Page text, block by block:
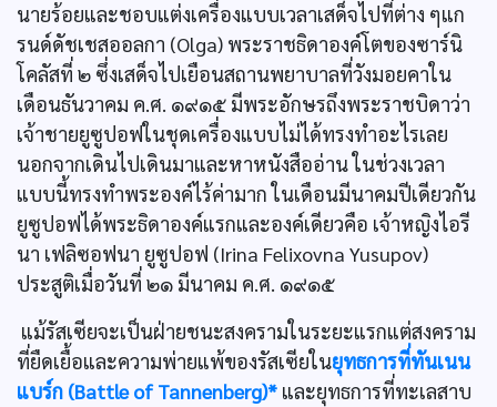
นายร้อยและชอบแต่งเครื่องแบบเวลาเสด็จไปที่ต่าง ๆแก
รนด์ดัชเชสออลกา (Olga) พระราชธิดาองค์โตของซาร์นิ
โคลัสที่ ๒ ซึ่งเสด็จไปเยือนสถานพยาบาลที่วังมอยคาใน
เดือนธันวาคม ค.ศ. ๑๙๑๕ มีพระอักษรถึงพระราชบิดาว่า
เจ้าชายยูซูปอฟในชุดเครื่องแบบไม่ได้ทรงทำอะไรเลย
นอกจากเดินไปเดินมาและหาหนังสืออ่าน ในช่วงเวลา
แบบนี้ทรงทำพระองค์ไร้ค่ามาก ในเดือนมีนาคมปีเดียวกัน
ยูซูปอฟได้พระธิดาองค์แรกและองค์เดียวคือ เจ้าหญิงไอรี
นา เฟลิซอฟนา ยูซูปอฟ (Irina Felixovna Yusupov)
ประสูติเมื่อวันที่ ๒๑ มีนาคม ค.ศ. ๑๙๑๕
แม้รัสเซียจะเป็นฝ่ายชนะสงครามในระยะแรกแต่สงคราม
ที่ยืดเยื้อและความพ่ายแพ้ของรัสเซียในยุทธการที่ทันเนน
แบร์ก (Battle of Tannenberg)* และยุทธการที่ทะเลสาบ